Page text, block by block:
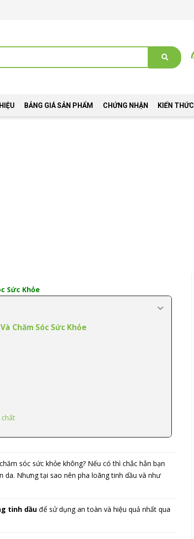
BẢNG GIÁ SẢN PHẨM CHỨNG NHẬN KIẾN THỨC
Sức Khỏe
Chăm Sóc Sức Khỏe
chất
sóc sức khỏe không? Nếu có thì chắc hẳn bạn
Nhưng tại sao nên pha loãng tinh dầu và như
tinh dầu để sử dụng an toàn và hiệu quả nhất qua